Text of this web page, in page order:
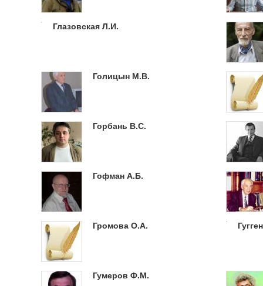
Глазовская Л.И.
Голицын М.В.
Горбань В.С.
Гофман А.Б.
Громова О.А.
Гумеров Ф.М.